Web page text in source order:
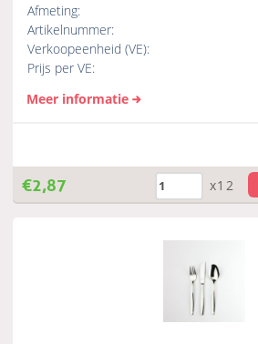
Afmeting:
Artikelnummer:
Verkoopeenheid (VE):
Prijs per VE:
Meer informatie
€2,87 x12